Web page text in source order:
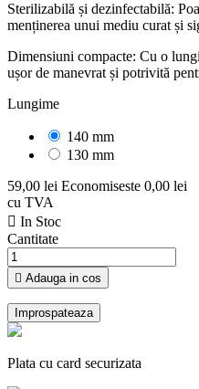
Sterilizabilă și dezinfectabilă:
menținerea unui mediu curat și
Dimensiuni compacte: Cu o
ușor de manevrat și potrivită
Lungime
140 mm
130 mm
59,00 lei Economiseste 0,00 lei
cu TVA
 In Stoc
Cantitate
 Adauga in cos
Plata cu card securizata